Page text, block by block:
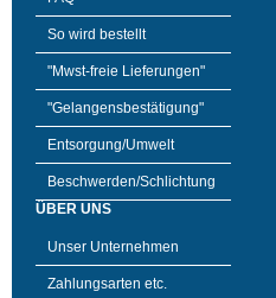
So wird bestellt
"Mwst-freie Lieferungen"
"Gelangensbestätigung"
Entsorgung/Umwelt
Beschwerden/Schlichtung
ÜBER UNS
Unser Unternehmen
Zahlungsarten etc.